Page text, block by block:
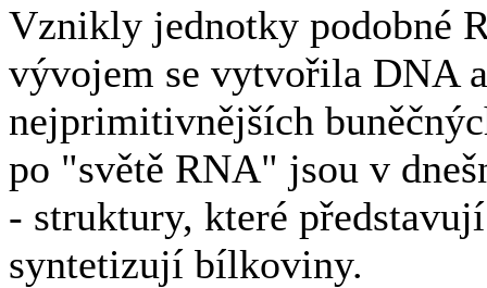
Vznikly jednotky podobné
vývojem se vytvořila DNA
nejprimitivnějších
po "světě RNA" jsou v
- struktury, které
syntetizují bílkoviny.